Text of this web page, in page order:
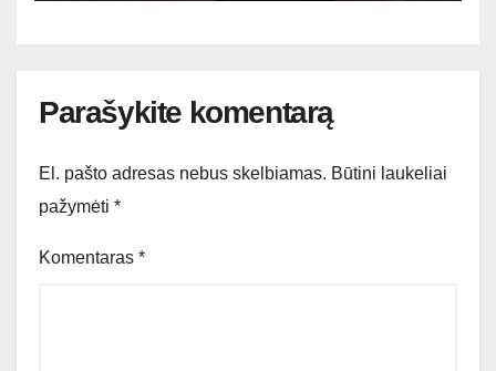
Parašykite komentarą
El. pašto adresas nebus skelbiamas. Būtini laukeliai
pažymėti *
Komentaras *